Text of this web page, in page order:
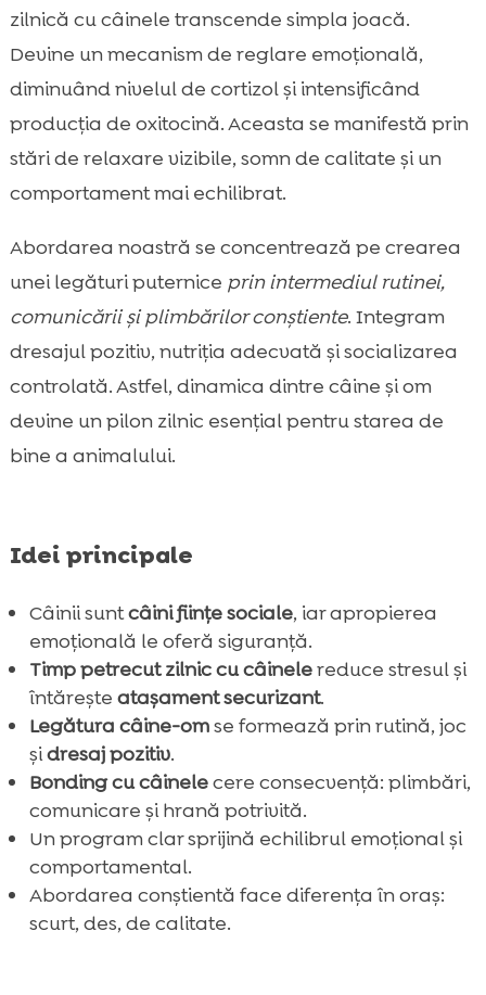
exercițiu

Învățarea prin recompensare pozitivă ca
limbaj comun
 Rutine zilnice care susțin securitatea
emoțională
 Hrana potrivită, ingredient cheie al
 CricksyDog: alegeri hrănitoare pentru câini
fericiți

Construirea încrederii: expunere treptată la
stimuli
Gestionarea timpului: cum împăcăm
programul nostru cu nevoile lui
Semne că patrupedul are nevoie de mai
multă apropiere

Jocuri calme de conectare pentru serile
Concluzie
 FAQ
zilnică cu câinele transcende simpla joacă.
Devine un mecanism de reglare emoțională,
diminuând nivelul de cortizol și intensificând
producția de oxitocină. Aceasta se manifestă prin
stări de relaxare vizibile, somn de calitate și un
comportament mai echilibrat.
Abordarea noastră se concentrează pe crearea
unei legături puternice prin intermediul rutinei,
comunicării și plimbărilor conștiente. Integram
dresajul pozitiv, nutriția adecvată și socializarea
controlată. Astfel, dinamica dintre câine și om
devine un pilon zilnic esențial pentru starea de
bine a animalului.
Idei principale
Câinii suntcâini ființe sociale, iar apropierea
emoțională le oferă siguranță.
Timp petrecut zilnic cu câinelereduce stresul și
întărește atașament securizant.
Legătura câine-omse formează prin rutină, joc
șidresaj pozitiv.
Bonding cu câinelecere consecvență: plimbări,
comunicare și hrană potrivită.
Un program clar sprijină echilibrul emoțional și
comportamental.
Abordarea conștientă face diferența în oraș:
scurt, des, de calitate.